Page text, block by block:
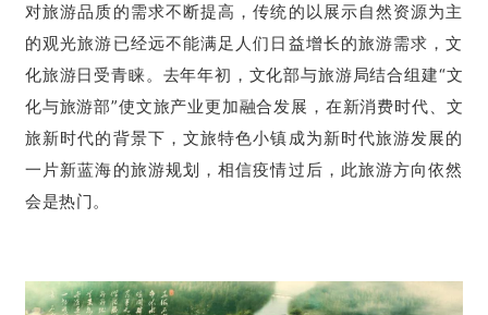
对旅游品质的需求不断提高，传统的以展示自然资源为主
的观光旅游已经远不能满足人们日益增长的旅游需求，文
化旅游日受青睐。去年年初，文化部与旅游局结合组建“文
化与旅游部”使文旅产业更加融合发展，在新消费时代、文
旅新时代的背景下，文旅特色小镇成为新时代旅游发展的
一片新蓝海的旅游规划，相信疫情过后，此旅游方向依然
会是热门。